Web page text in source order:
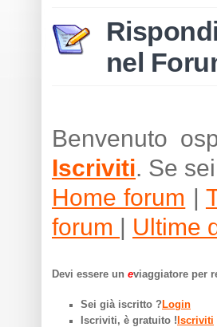
nel
Benvenuto
Iscriviti. Se
Home forum |
forum | Ultime
Devi essere un eviaggiatore per
Sei già iscritto ? Login
Iscriviti, è gratuito ! Iscriviti